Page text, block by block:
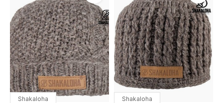
Shakaloha Shakaloha